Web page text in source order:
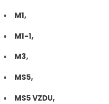
M1,
M1-1,
M3,
MS5,
MS5 VZDU,